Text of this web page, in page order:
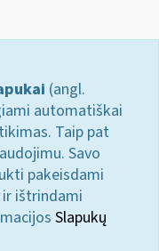
(angl.
automatiškai
Taip pat
Savo
pakeisdami
ištrindami
Slapukų